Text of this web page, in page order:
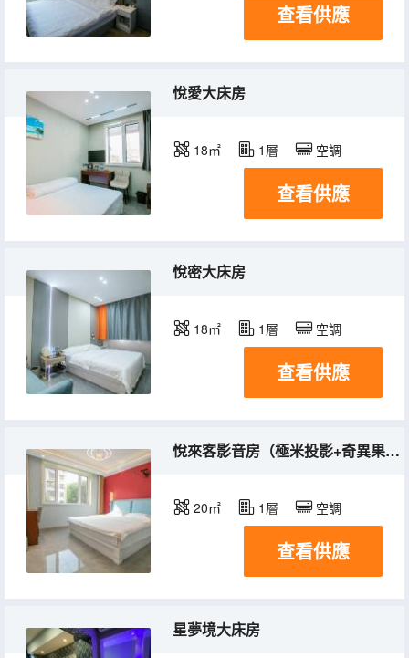
查看供應
悅愛大床房
18㎡ 1層 空調
查看供應
悅密大床房
18㎡ 1層 空調
查看供應
悅來客影音房（極米投影+奇異果星鑽vip）
20㎡ 1層 空調
查看供應
星夢境大床房